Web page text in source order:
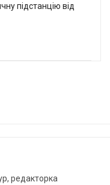
підстанцію від
редакторка